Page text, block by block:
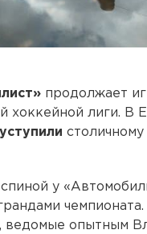
продолжает
хоккейной лиги. В
уступили столичному
у
ведомые опытным